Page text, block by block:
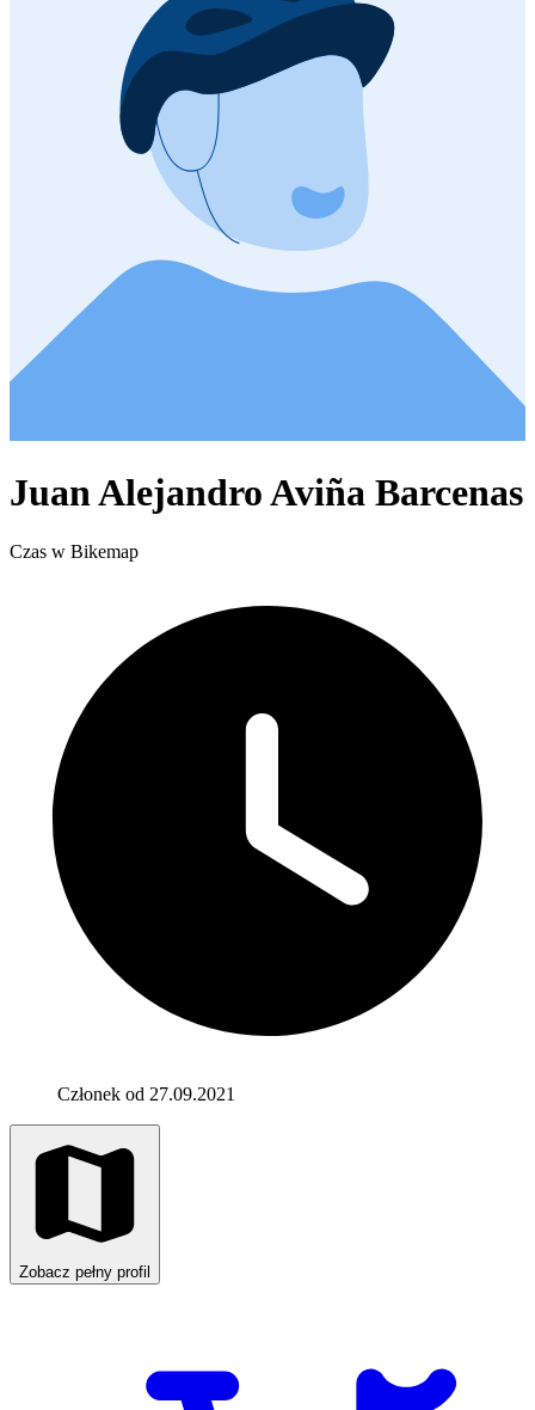
Juan Alejandro Aviña Barcenas
Czas w Bikemap
Członek od 27.09.2021
Zobacz pełny profil